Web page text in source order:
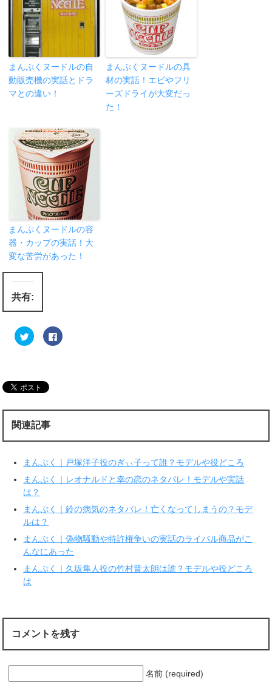
まんぷくヌードルの自
動販売機の実話とドラ
マとの違い！
まんぷくヌードルの具
材の実話！エビやフリ
ーズドライが大変だっ
た！
まんぷくヌードルの容
器・カップの実話！大
変な苦労があった！
共有:
ク
リ
w
i
e
r
で
有
新
し
ウ
ィ
ン
ウ
で
開
ま
す
)
F
a
す
ク
ッ
ク
て
く
い
(
い
ウ
ィ
ド
ウ
)
関連記事
まんぷく｜戸塚洋子役のぎぃ子って誰？モデルや役どころ
まんぷく｜レオナルドと幸の恋のネタバレ！モデルや実話
は？
まんぷく｜鈴の病気のネタバレ！亡くなってしまうの？モデ
ルは？
まんぷく｜偽物騒動や特許権争いの実話のライバル商品がこ
んなにあった
まんぷく｜久坂隼人役の竹村晋太朗は誰？モデルや役どころ
は
コメントを残す
名前 (required)